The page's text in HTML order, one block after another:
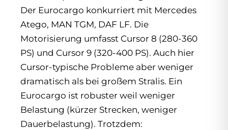
Der Eurocargo konkurriert mit Mercedes
Atego, MAN TGM, DAF LF. Die
Motorisierung umfasst Cursor 8 (280-360
PS) und Cursor 9 (320-400 PS). Auch hier
Cursor-typische Probleme aber weniger
dramatisch als bei großem Stralis. Ein
Eurocargo ist robuster weil weniger
Belastung (kürzer Strecken, weniger
Dauerbelastung). Trotzdem: